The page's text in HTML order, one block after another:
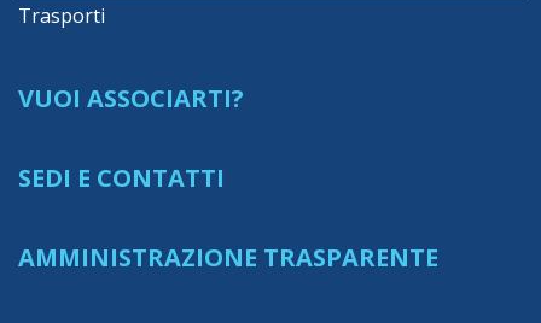
Trasporti
VUOI ASSOCIARTI?
SEDI E CONTATTI
AMMINISTRAZIONE TRASPARENTE